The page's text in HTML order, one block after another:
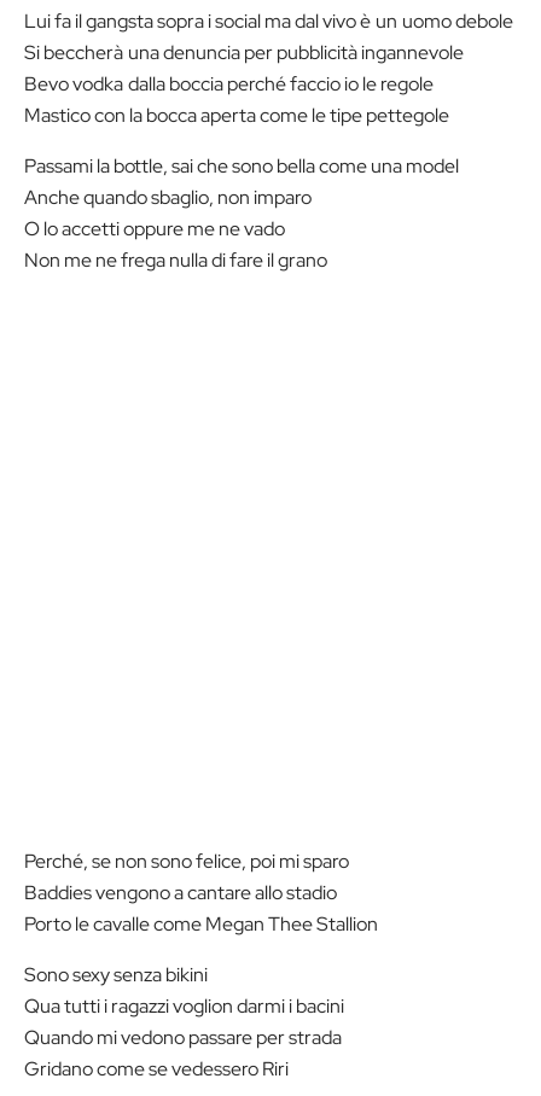
Lui fa il gangsta sopra i social ma dal vivo è un uomo debole
Si beccherà una denuncia per pubblicità ingannevole
Bevo vodka dalla boccia perché faccio io le regole
Mastico con la bocca aperta come le tipe pettegole
Passami la bottle, sai che sono bella come una model
Anche quando sbaglio, non imparo
O lo accetti oppure me ne vado
Non me ne frega nulla di fare il grano
Perché, se non sono felice, poi mi sparo
Baddies vengono a cantare allo stadio
Porto le cavalle come Megan Thee Stallion
Sono sexy senza bikini
Qua tutti i ragazzi voglion darmi i bacini
Quando mi vedono passare per strada
Gridano come se vedessero Riri